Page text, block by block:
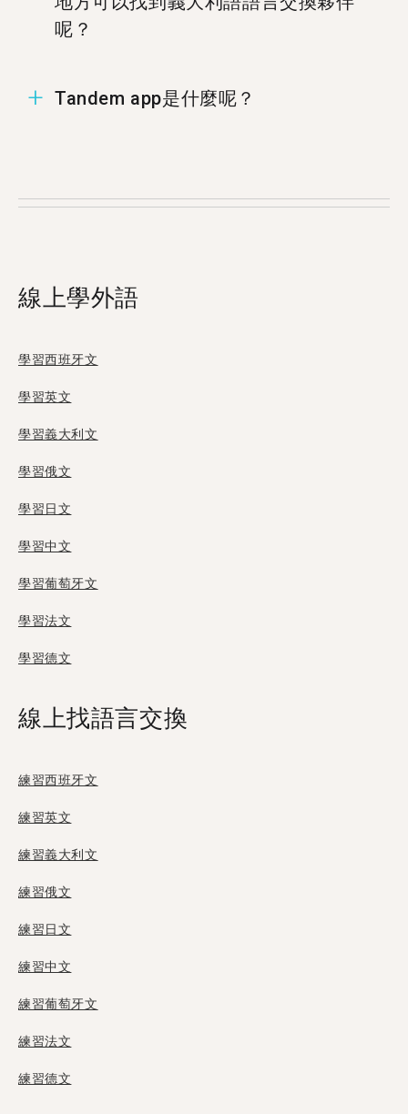
呢？
%%randomCity%%，和%%randomCity%%找到義
Tandem app是什麼呢？
Tandem，當中有1,369位使用者來自摩納哥。
線上學外語
學習西班牙文
學習英文
學習義大利文
學習俄文
學習日文
學習中文
學習葡萄牙文
學習法文
學習德文
線上找語言交換
練習西班牙文
練習英文
練習義大利文
練習俄文
練習日文
練習中文
練習葡萄牙文
練習法文
練習德文